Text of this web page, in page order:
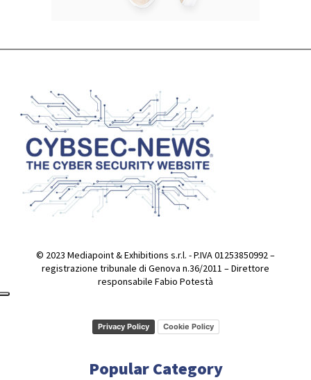
© 2023 Mediapoint & Exhibitions s.r.l. - P.IVA 01253850992 –
registrazione tribunale di Genova n.36/2011 – Direttore
responsabile Fabio Potestà
Privacy Policy Cookie Policy
Popular Category